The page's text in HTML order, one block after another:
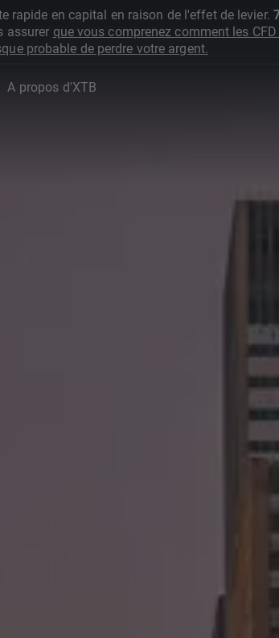
rapide en capital en raison de l'effet de levier.
assurer que vous comprenez comment les
probable de perdre votre argent.
A propos d'XTB